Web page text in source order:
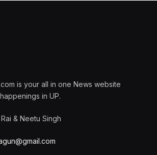
is your all in one News website
in UP.
& Neetu Singh